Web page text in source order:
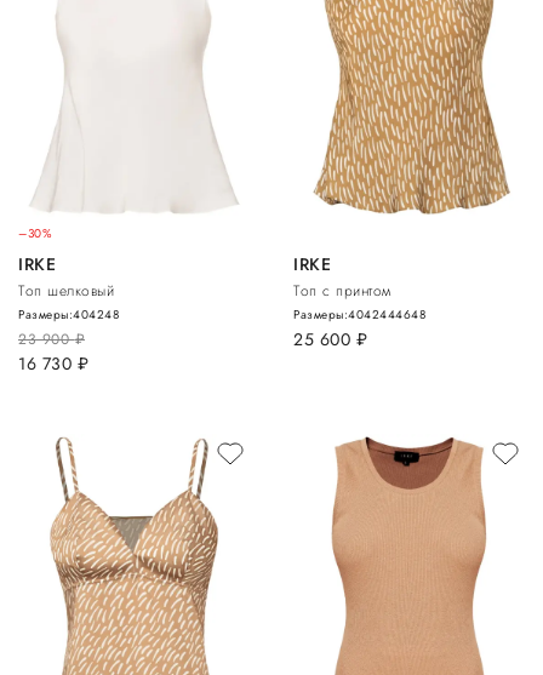
–30%
IRKE
Топ шелковый
23 900руб.
16 730 руб.
Размеры:404248
IRKE
Топ с принтом
25 600 руб.
Размеры:4042444648